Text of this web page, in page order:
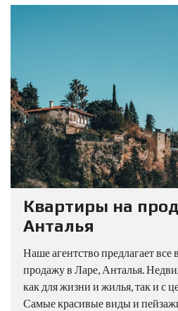
Квартиры на
Анталья
Наше агентство предлагает
продажу в Ларе, Анталья.
как для жизни и жилья, так и с
Самые красивые виды и